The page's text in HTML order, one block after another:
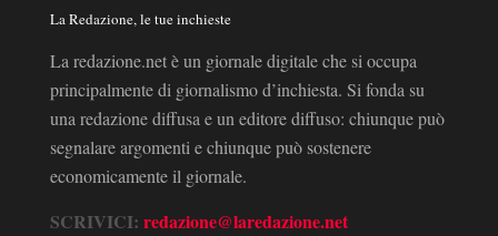
La Redazione, le tue inchieste
La redazione.net è un giornale digitale che si occupa
principalmente di giornalismo d’inchiesta. Si fonda su
una redazione diffusa e un editore diffuso: chiunque può
segnalare argomenti e chiunque può sostenere
economicamente il giornale.
SCRIVICI: redazione@laredazione.net